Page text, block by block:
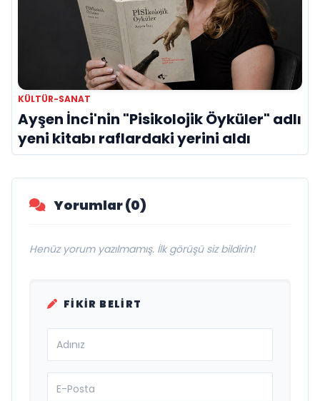
KÜLTÜR-SANAT
Ayşen İnci'nin "Pisikolojik Öyküler" adlı
yeni kitabı raflardaki yerini aldı
Yorumlar (0)
Henüz yorum yazılmamış. İlk görüşü siz bildirin!
FIKIR BELIRT